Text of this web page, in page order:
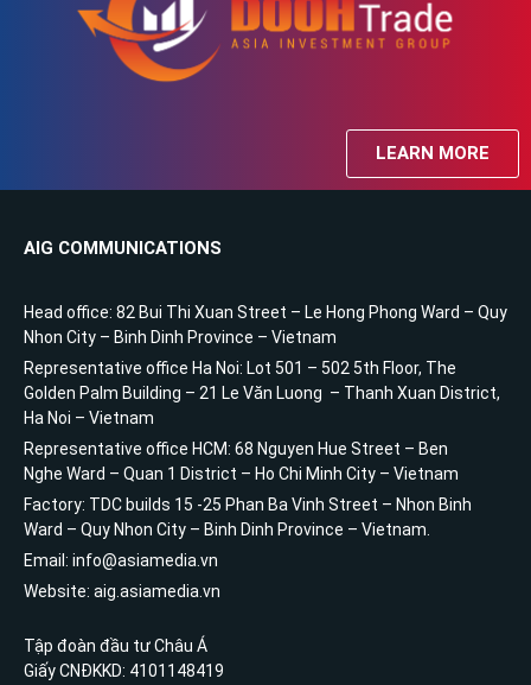
LEARN MORE
AIG COMMUNICATIONS
Head office: 82 Bui Thi Xuan Street – Le Hong Phong Ward – Quy
Nhon City – Binh Dinh Province – Vietnam
Representative office Ha Noi: Lot 501 – 502 5th Floor, The
Golden Palm Building – 21 Le Văn Luong – Thanh Xuan District,
Ha Noi – Vietnam
Representative office HCM: 68 Nguyen Hue Street – Ben
Nghe Ward – Quan 1 District – Ho Chi Minh City – Vietnam
Factory: TDC builds 15 -25 Phan Ba Vinh Street – Nhon Binh
Ward – Quy Nhon City – Binh Dinh Province – Vietnam.
Email: info@asiamedia.vn
Website: aig.asiamedia.vn
Tập đoàn đầu tư Châu Á
Giấy CNĐKKD: 4101148419